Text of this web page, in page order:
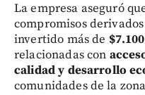
La empresa aseguró
compromisos
invertido más de
relacionadas con
calidad y desarrollo
comunidades de la